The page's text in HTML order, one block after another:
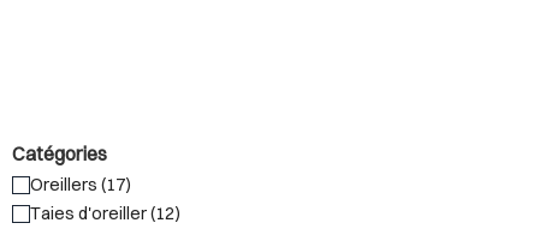
Catégories
Oreillers (17)
Taies d'oreiller (12)